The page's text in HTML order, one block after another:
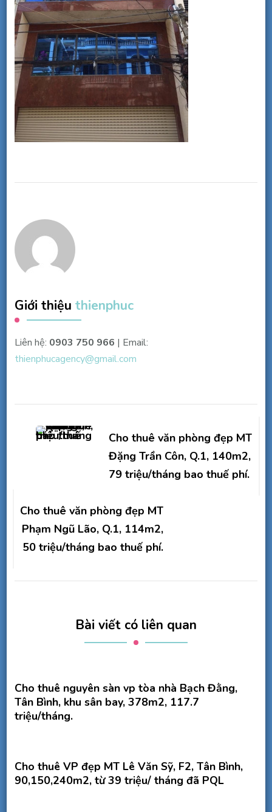
Giới thiệu thienphuc
Liên hệ: 0903 750 966 | Email:
thienphucagency@gmail.com
hướng
Cho thuê văn phòng đẹp MT
Đặng Trần Côn, Q.1, 140m2,
79 triệu/tháng bao thuế phí.
Cho thuê văn phòng đẹp MT
Phạm Ngũ Lão, Q.1, 114m2,
50 triệu/tháng bao thuế phí.
Bài viết có liên quan
Cho thuê nguyên sàn vp tòa nhà Bạch Đằng,
Tân Bình, khu sân bay, 378m2, 117.7
triệu/tháng.
Cho thuê VP đẹp MT Lê Văn Sỹ, F2, Tân Bình,
90,150,240m2, từ 39 triệu/ tháng đã PQL